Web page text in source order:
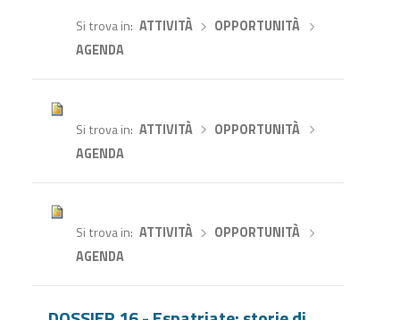
Si trova in ATTIVITÀ› OPPORTUNITÀ
AGENDA
Si trova in ATTIVITÀ› OPPORTUNITÀ
AGENDA
Si trova in ATTIVITÀ› OPPORTUNITÀ
AGENDA